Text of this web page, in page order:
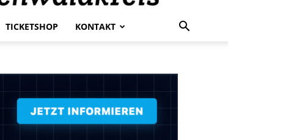
TICKETSHOP KONTAKT